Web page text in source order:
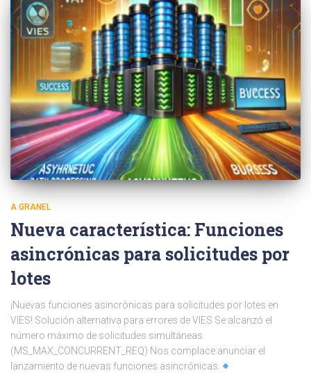
A GRANEL
Nueva característica: Funciones
asincrónicas para solicitudes por
lotes
¡Nuevas funciones asincrónicas para solicitudes por lotes en
VIES! Solución alternativa para errores de VIES Se alcanzó el
número máximo de solicitudes simultáneas
(MS_MAX_CONCURRENT_REQ) Nos complace anunciar el
lanzamiento de nuevas funciones asincrónicas: